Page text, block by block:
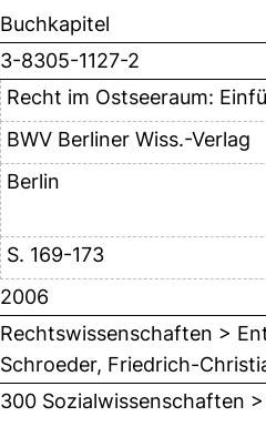
Buchkapitel
3-8305-1127-2
Recht im Ostseeraum:
BWV Berliner Wiss.-Verlag
Berlin
S. 169-173
2006
Rechtswissenschaften >
Schroeder, Friedrich-
300 Sozialwissenschaften